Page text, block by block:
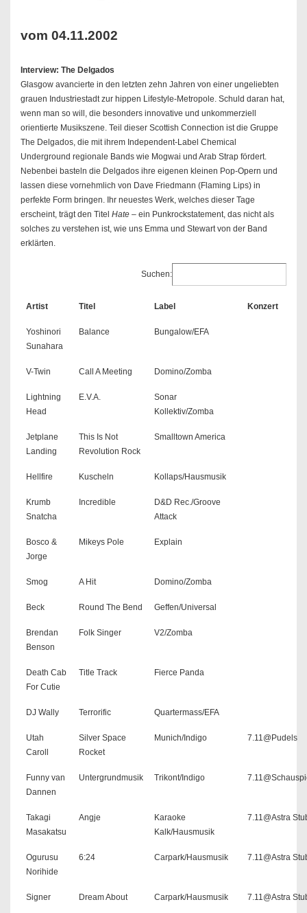
vom 04.11.2002
Interview: The Delgados
Glasgow avancierte in den letzten zehn Jahren von einer ungeliebten
grauen Industriestadt zur hippen Lifestyle-Metropole. Schuld daran hat,
wenn man so will, die besonders innovative und unkommerziell
orientierte Musikszene. Teil dieser Scottish Connection ist die Gruppe
The Delgados, die mit ihrem Independent-Label Chemical
Underground regionale Bands wie Mogwai und Arab Strap fördert.
Nebenbei basteln die Delgados ihre eigenen kleinen Pop-Opern und
lassen diese vornehmlich von Dave Friedmann (Flaming Lips) in
perfekte Form bringen. Ihr neuestes Werk, welches dieser Tage
erscheint, trägt den Titel Hate – ein Punkrockstatement, das nicht als
solches zu verstehen ist, wie uns Emma und Stewart von der Band
erklärten.
Suchen:
Artist Titel Label Konzert
Yoshinori
Sunahara
Balance Bungalow/EFA
V-Twin Call A Meeting Domino/Zomba
Lightning
Head
E.V.A.
Sonar
Kollektiv/Zomba
Jetplane
Landing
This Is Not
Revolution Rock
Smalltown America
Hellfire Kuscheln Kollaps/Hausmusik
Krumb
Snatcha
Incredible
D&D Rec./Groove
Attack
Bosco &
Jorge
Mikeys Pole Explain
Smog A Hit Domino/Zomba
Beck Round The Bend Geffen/Universal
Brendan
Benson
Folk Singer V2/Zomba
Death Cab
For Cutie
Title Track Fierce Panda
DJ Wally Terrorific Quartermass/EFA
Utah
Caroll
Silver Space
Rocket
Munich/Indigo 7.11@Pudels
Funny van
Dannen
Untergrundmusik Trikont/Indigo
Takagi
Masakatsu
Angje
Karaoke
Kalk/Hausmusik
7.11@Astra
Ogurusu
Norihide
6:24 Carpark/Hausmusik 7.11@Astra
Signer Dream About Carpark/Hausmusik 7.11@Astra